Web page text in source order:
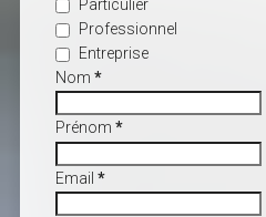
Particulier
Professionnel
Entreprise
Nom *
Prénom *
Email *